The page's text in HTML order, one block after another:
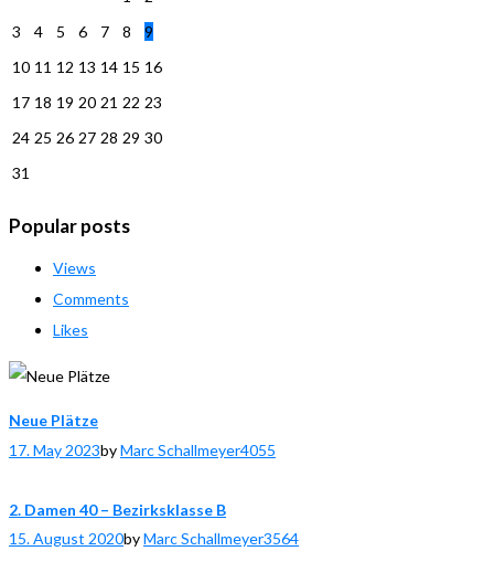
3
4 5 6 7 8
9
10 11 12 13 14 15 16
17 18 19 20 21 22 23
24 25 26 27 28 29 30
31
Popular posts
Views
Comments
Likes
Neue Plätze
17. May 2023byMarc Schallmeyer4055
2. Damen 40 – Bezirksklasse B
15. August 2020byMarc Schallmeyer3564